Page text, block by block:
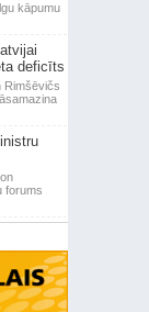
kāpumu
deficīts
Rimšēvičs
on
forums